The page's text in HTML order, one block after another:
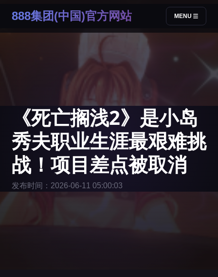
888集团(中国)官方网站 MENU
《死亡搁浅2》是小岛
秀夫职业生涯最艰难挑
战！项目差点被取消
发布时间：2026-06-11 05:00:03